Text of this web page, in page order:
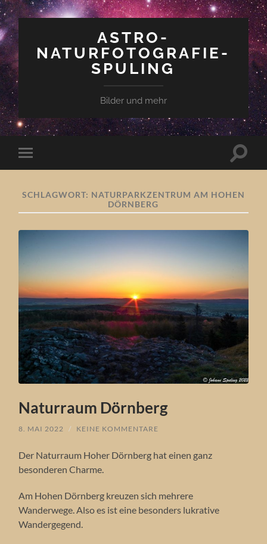
ASTRO-
NATURFOTOGRAFIE-
SPULING
Bilder und mehr
Mobile-
Menü
SCHLAGWORT: NATURPARKZENTRUM AM HOHEN
DÖRNBERG
Naturraum Dörnberg
8. MAI 2022 / KEINE KOMMENTARE
Der Naturraum Hoher Dörnberg hat einen ganz
besonderen Charme.
Am Hohen Dörnberg kreuzen sich mehrere
Wanderwege. Also es ist eine besonders lukrative
Wandergegend.